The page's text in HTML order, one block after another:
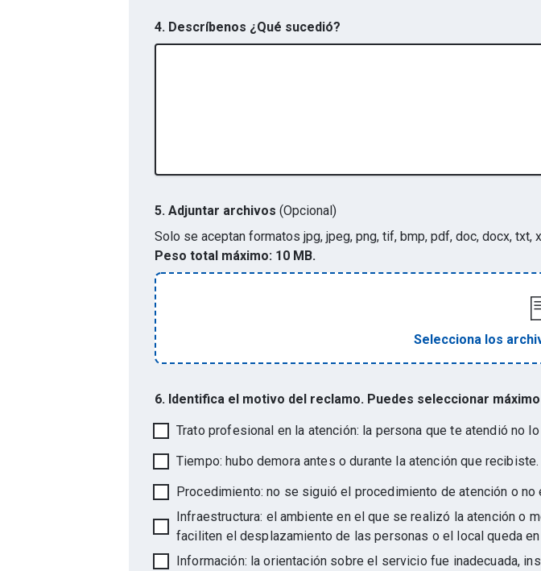
4. Descríbenos ¿Qué sucedió?
5. Adjuntar archivos (Opcional)
Solo se aceptan formatos jpg, jpeg, png, tif, bmp, pdf, doc, docx, txt,
Peso total máximo: 10 MB.
Selecciona los
6. Identifica el motivo del reclamo. Puedes seleccionar
Trato profesional en la atención: la persona que te atendió no
Tiempo: hubo demora antes o durante la atención que recibiste.
Procedimiento: no se siguió el procedimiento de atención o no
Infraestructura: el ambiente en el que se realizó la atención o
faciliten el desplazamiento de las personas o el local queda
Información: la orientación sobre el servicio fue inadecuada,